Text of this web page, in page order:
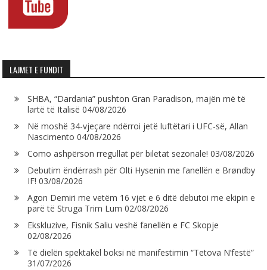
LAJMET E FUNDIT
SHBA, “Dardania” pushton Gran Paradison, majën më të
lartë të Italisë 04/08/2026
Në moshë 34-vjeçare ndërroi jetë luftëtari i UFC-së, Allan
Nascimento 04/08/2026
Como ashpërson rregullat për biletat sezonale! 03/08/2026
Debutim ëndërrash për Olti Hysenin me fanellën e Brøndby
IF! 03/08/2026
Agon Demiri me vetëm 16 vjet e 6 ditë debutoi me ekipin e
parë të Struga Trim Lum 02/08/2026
Ekskluzive, Fisnik Saliu veshë fanellën e FC Skopje
02/08/2026
Të dielën spektakël boksi në manifestimin “Tetova N’festë”
31/07/2026